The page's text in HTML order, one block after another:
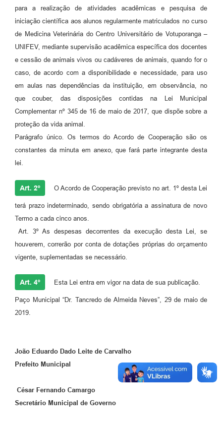
para a realização de atividades acadêmicas e pesquisa de
iniciação científica aos alunos regularmente matriculados no curso
de Medicina Veterinária do Centro Universitário de Votuporanga –
UNIFEV, mediante supervisão acadêmica específica dos docentes
e cessão de animais vivos ou cadáveres de animais, quando for o
caso, de acordo com a disponibilidade e necessidade, para uso
em aulas nas dependências da instituição, em observância, no
que couber, das disposições contidas na Lei Municipal
Complementar nº 345 de 16 de maio de 2017, que dispõe sobre a
proteção da vida animal.
Parágrafo único. Os termos do Acordo de Cooperação são os
constantes da minuta em anexo, que fará parte integrante desta
lei.
Art. 2º O Acordo de Cooperação previsto no art. 1º desta Lei
terá prazo indeterminado, sendo obrigatória a assinatura de novo
Termo a cada cinco anos.
Art. 3º As despesas decorrentes da execução desta Lei, se
houverem, correrão por conta de dotações próprias do orçamento
vigente, suplementadas se necessário.
Art. 4º Esta Lei entra em vigor na data de sua publicação.
Paço Municipal “Dr. Tancredo de Almeida Neves”, 29 de maio de
2019.
João Eduardo Dado Leite de Carvalho
Prefeito Municipal
César Fernando Camargo
Secretário Municipal de Governo